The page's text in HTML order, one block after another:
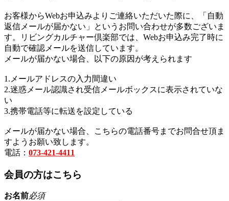
お客様からWebお申込みよりご連絡いただいた際に、「自動
返信メールが届かない」というお問い合わせが多数ございま
す。リビングカルチャー倶楽部では、Webお申込み完了時に
自動で確認メールを送信しています。
メールが届かない場合、以下の原因が考えられます
1.メールアドレスの入力間違い
2.迷惑メール認識され受信メールボックスに表示されていな
い
3.携帯電話等に転送を設定している
メールが届かない場合、こちらの電話番号までお問合せ頂ま
すようお願い致します。
電話： 073-421-4411
会員の方はこちら
お名前必須